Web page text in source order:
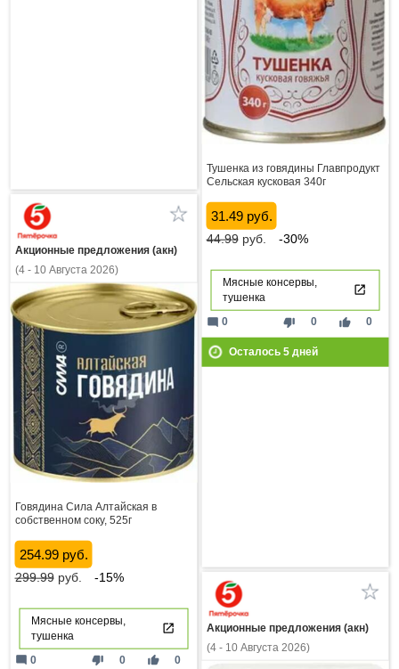
Тушенка из говядины Главпродукт
Сельская кусковая 340г
31.49 руб.
44.99руб. -30%
Мясные консервы,
тушенка
thumb_down 0 thumb_up 0
mode_comment 0
Осталось 5дней
Акционные предложения (акн)
(4 - 10 Августа 2026)
Говядина Сила Алтайская в
собственном соку, 525г
254.99 руб.
299.99руб. -15%
Мясные консервы,
тушенка
thumb_down 0 thumb_up 0
mode_comment 0
Акционные предложения (акн)
(4 - 10 Августа 2026)